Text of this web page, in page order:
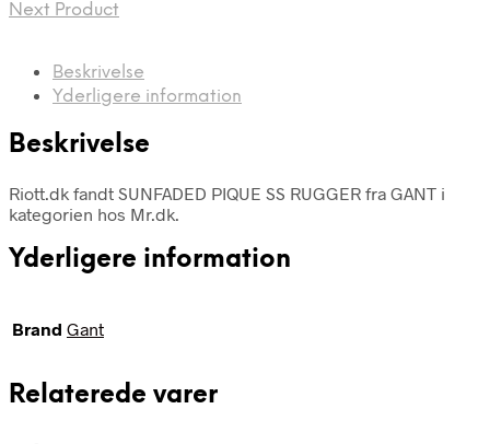
Next Product
Beskrivelse
Yderligere information
Beskrivelse
Riott.dk fandt SUNFADED PIQUE SS RUGGER fra GANT i
kategorien hos Mr.dk.
Yderligere information
Brand Gant
Relaterede varer